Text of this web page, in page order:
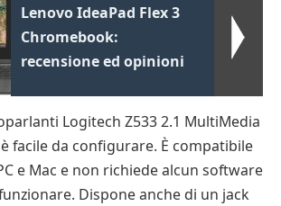
Lenovo IdeaPad Flex 3
Chromebook:
recensione ed opinioni
Logitech Z533 2.1 MultiMedia
facile da configurare. È compatibile
e Mac e non richiede alcun software
Dispone anche di un jack